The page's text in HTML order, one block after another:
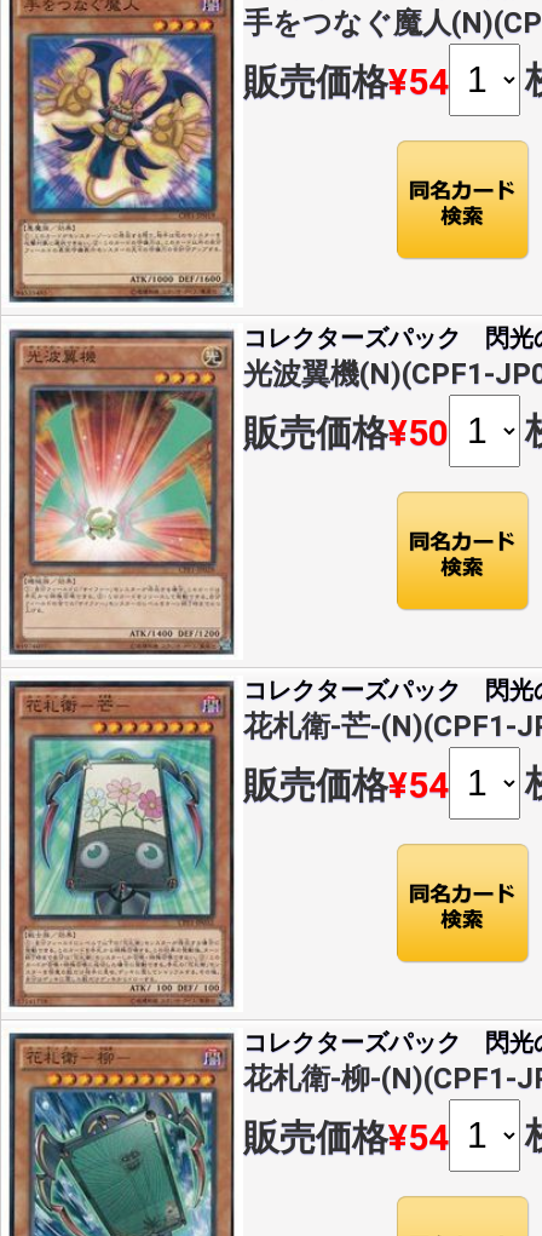
手をつなぐ魔人
販売価格¥54
コレクターズパック 閃光
光波翼機(N)(CPF1-
販売価格¥50
コレクターズパック 閃光
花札衛-芒-(N)(CPF1-
販売価格¥54
コレクターズパック 閃光
花札衛-柳-(N)(CPF1-
販売価格¥54